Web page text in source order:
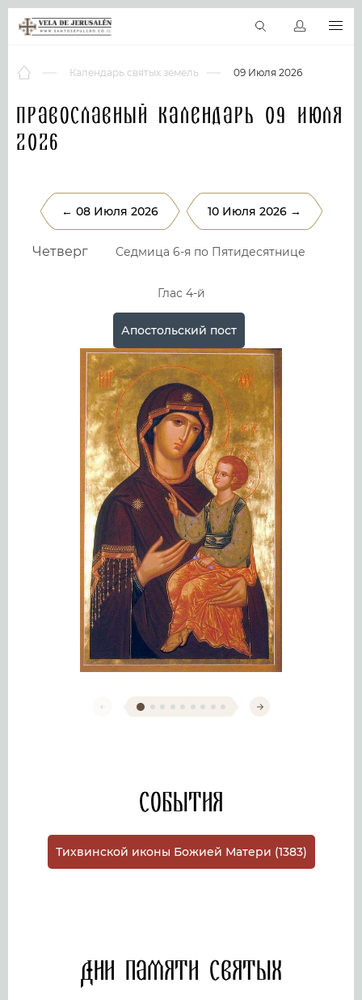
Виртуальные туры
RU
Календарь святых земель 09 Июля 2026
Православный календарь 09 Июля
2026
← 08 Июля 2026 10 Июля 2026 →
Четверг Седмица 6-я по Пятидесятнице
Глас 4-й
Апостольский пост
События
Тихвинской иконы Божией Матери (1383)
Дни памяти святых